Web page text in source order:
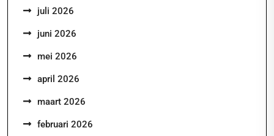
juli 2026
juni 2026
mei 2026
april 2026
maart 2026
februari 2026